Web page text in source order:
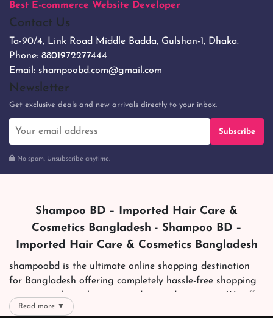
Best E-commerce Website Developer
Contact Us
Ta-90/4, Link Road Middle Badda, Gulshan-1, Dhaka.
Phone: 8801972277444
Email: shampoobd.com@gmail.com
Newsletter
Get exclusive deals and new arrivals directly to your inbox.
Subscribe
No spam. Unsubscribe anytime.
Shampoo BD – Imported Hair Care &
Cosmetics Bangladesh - Shampoo BD –
Imported Hair Care & Cosmetics Bangladesh
shampoobd is the ultimate online shopping destination
for Bangladesh offering completely hassle-free shopping
experience through secure and trusted gateways. We offer
you trendy and reliable shopping with all your preferred
Read more ▼